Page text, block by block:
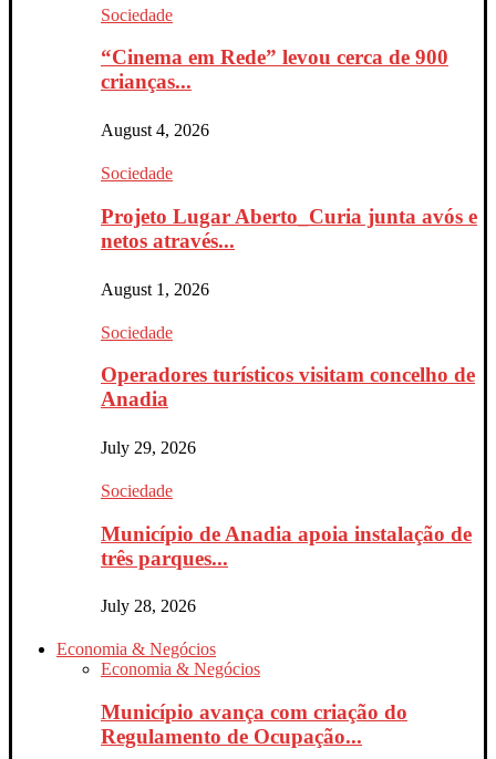
Sociedade
“Cinema em Rede” levou cerca de 900
crianças...
August 4, 2026
Sociedade
Projeto Lugar Aberto_Curia junta avós e
netos através...
August 1, 2026
Sociedade
Operadores turísticos visitam concelho de
Anadia
July 29, 2026
Sociedade
Município de Anadia apoia instalação de
três parques...
July 28, 2026
Economia & Negócios
Economia & Negócios
Município avança com criação do
Regulamento de Ocupação...